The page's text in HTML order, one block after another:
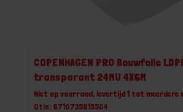
COPENHAGEN PRO Bouwfolie
transparant 24MU 4X6M
Niet op voorraad, levertijd 1 tot meerdere
Gtin: 8710735815504